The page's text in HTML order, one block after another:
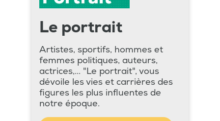
Le portrait
Artistes, sportifs, hommes et
femmes politiques, auteurs,
actrices,... "Le portrait", vous
dévoile les vies et carrières des
figures les plus influentes de
notre époque.